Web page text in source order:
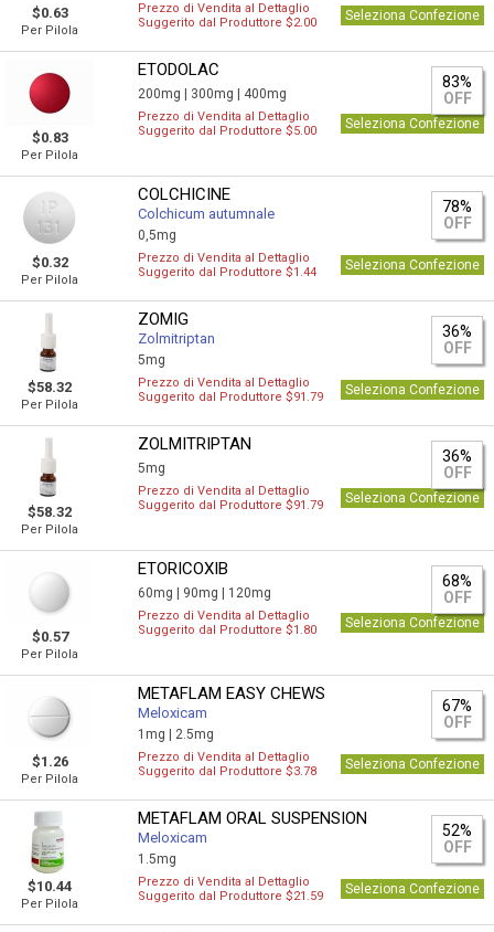
$0.63
Per Pilola
Prezzo di Vendita al Dettaglio
Suggerito dal Produttore $2.00
Seleziona Confezione
$0.83
Per Pilola
ETODOLAC
200mg | 300mg | 400mg
83%
OFF
Prezzo di Vendita al Dettaglio
Suggerito dal Produttore $5.00
Seleziona Confezione
$0.32
Per Pilola
COLCHICINE
Colchicum autumnale
0,5mg
78%
OFF
Prezzo di Vendita al Dettaglio
Suggerito dal Produttore $1.44
Seleziona Confezione
$58.32
Per Pilola
ZOMIG
Zolmitriptan
5mg
36%
OFF
Prezzo di Vendita al Dettaglio
Suggerito dal Produttore $91.79
Seleziona Confezione
$58.32
Per Pilola
ZOLMITRIPTAN
5mg
36%
OFF
Prezzo di Vendita al Dettaglio
Suggerito dal Produttore $91.79
Seleziona Confezione
$0.57
Per Pilola
ETORICOXIB
60mg | 90mg | 120mg
68%
OFF
Prezzo di Vendita al Dettaglio
Suggerito dal Produttore $1.80
Seleziona Confezione
$1.26
Per Pilola
METAFLAM EASY CHEWS
Meloxicam
1mg | 2.5mg
67%
OFF
Prezzo di Vendita al Dettaglio
Suggerito dal Produttore $3.78
Seleziona Confezione
$10.44
Per Pilola
METAFLAM ORAL SUSPENSION
Meloxicam
1.5mg
52%
OFF
Prezzo di Vendita al Dettaglio
Suggerito dal Produttore $21.59
Seleziona Confezione